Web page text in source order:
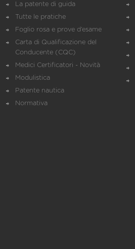
La patente di guida
Tutte le pratiche
Foglio rosa e prove d’esame
Carta di Qualificazione del
Conducente (CQC)
Medici Certificatori - Novità
Modulistica
Patente nautica
Normativa